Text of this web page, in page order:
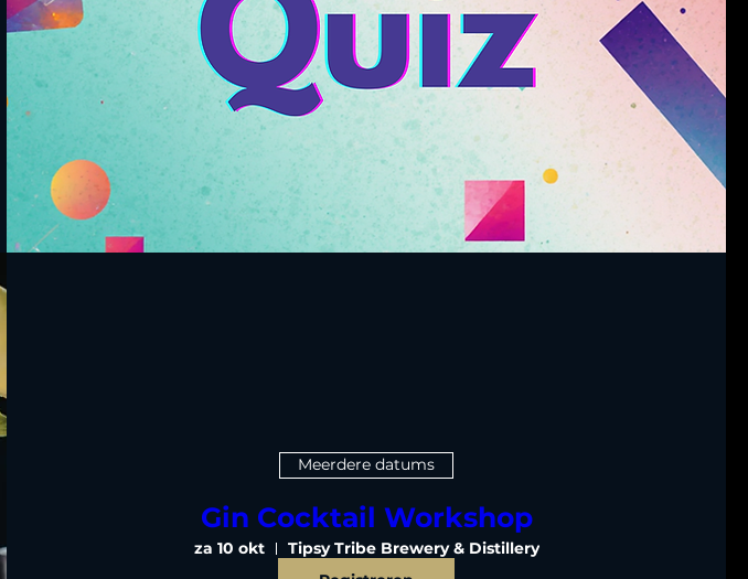
Meerdere datums
Gin Cocktail Workshop
za 10 okt
Tipsy Tribe Brewery & Distillery